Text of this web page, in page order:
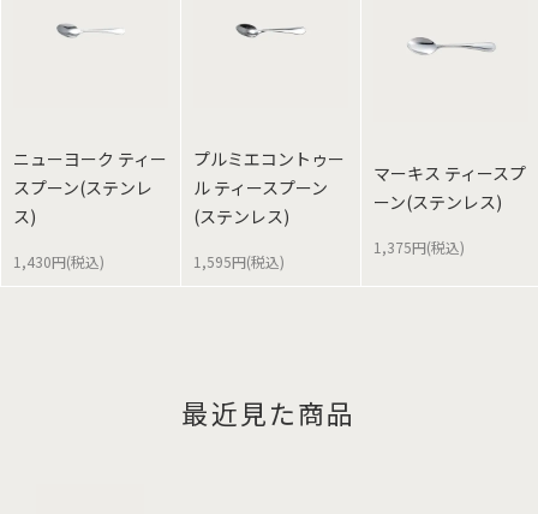
ニューヨーク ティー
スプーン(ステンレ
ス)
1,430円(税込)
プルミエコントゥー
ル ティースプーン
(ステンレス)
1,595円(税込)
マーキス ティースプ
ーン(ステンレス)
1,375円(税込)
最近見た商品